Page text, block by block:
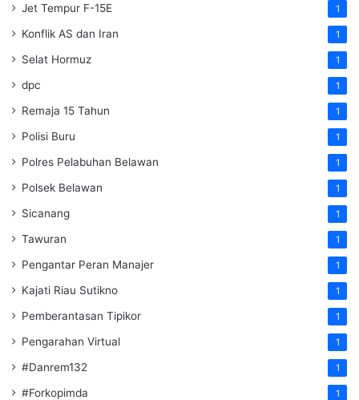
Jet Tempur F-15E 1
Konflik AS dan Iran 1
Selat Hormuz 1
dpc 1
Remaja 15 Tahun 1
Polisi Buru 1
Polres Pelabuhan Belawan 1
Polsek Belawan 1
Sicanang 1
Tawuran 1
Pengantar Peran Manajer 1
Kajati Riau Sutikno 1
Pemberantasan Tipikor 1
Pengarahan Virtual 1
#Danrem132 1
#Forkopimda 1